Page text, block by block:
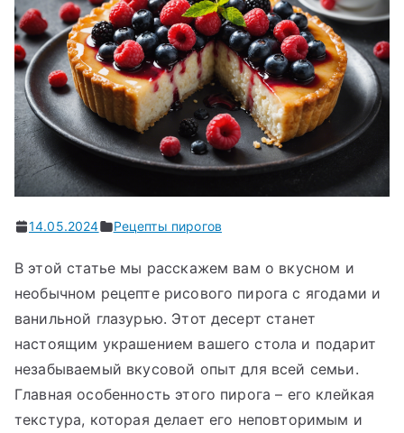
14.05.2024 Рецепты пирогов
В этой статье мы расскажем вам о вкусном и
необычном рецепте рисового пирога с ягодами и
ванильной глазурью. Этот десерт станет
настоящим украшением вашего стола и подарит
незабываемый вкусовой опыт для всей семьи.
Главная особенность этого пирога – его клейкая
текстура, которая делает его неповторимым и